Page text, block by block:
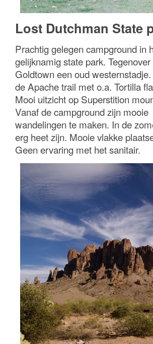
Lost Dutchman State
Prachtig gelegen campground in
gelijknamig state park. Tegenover
Goldtown een oud
de Apache trail met o.a. Tortilla
Mooi uitzicht op Superstition
Vanaf de campground zijn mooie
wandelingen te maken. In de
erg heet zijn. Mooie vlakke
Geen ervaring met het sanitair.